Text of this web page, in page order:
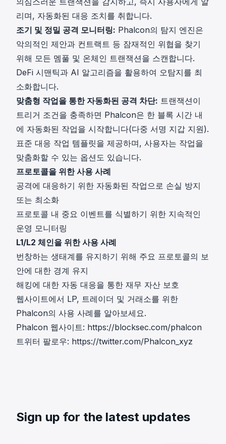
리며, 자동화된 대응 조치를 취합니다.
조기 및 정밀 공격 모니터링: Phalcon의 탐지 엔진은
악의적인 제안과 컨트랙트 등 잠재적인 위협을 찾기
위해 모든 멤풀 및 온체인 트랜잭션을 스캔합니다.
DeFi 시맨틱과 AI 알고리즘을 활용하여 오탐지를 최
소화합니다.
맞춤형 작업을 통한 자동화된 공격 차단: 트랜잭션이
트리거 조건을 충족하면 Phalcon은 한 블록 시간 내
에 자동화된 작업을 시작합니다(다중 서명 지갑 지원).
표준 대응 작업 템플릿을 제공하며, 사용자는 작업을
맞춤화할 수 있는 옵션도 있습니다.
프로토콜을 위한 사용 사례
공격에 대응하기 위한 자동화된 작업으로 손실 방지
또는 최소화
프로토콜 내 중요 이벤트를 식별하기 위한 지속적인
운영 모니터링
L1/L2 체인을 위한 사용 사례
번창하는 생태계를 유지하기 위해 주요 프로토콜의 보
안에 대한 경계 유지
해킹에 대한 자동 대응을 통한 재무 자산 보호
웹사이트에서 LP, 트레이더 및 거래소를 위한
Phalcon의 사용 사례를 알아보세요.
Phalcon 웹사이트: https://blocksec.com/phalcon
트위터 팔로우: https://twitter.com/Phalcon_xyz
Sign up for the latest updates